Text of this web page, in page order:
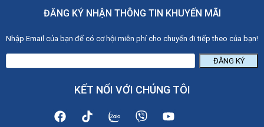
ĐĂNG KÝ NHẬN THÔNG TIN KHUYẾN MÃI
Nhập Email của bạn để có cơ hội miễn phí cho chuyến đi tiếp theo của bạn!
ĐĂNG KÝ
KẾT NỐI VỚI CHÚNG TÔI